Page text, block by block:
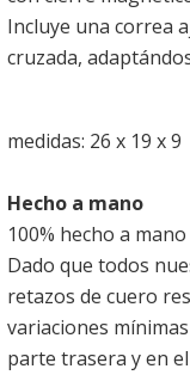
Incluye una correa
cruzada,
medidas: 26 x 19 x
Hecho a mano
100% hecho a
Dado que todos
retazos de cuero
variaciones
parte trasera y en